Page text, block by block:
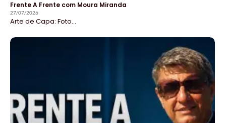
Frente A Frente com Moura Miranda
27/07/2026
Arte de Capa: Foto...